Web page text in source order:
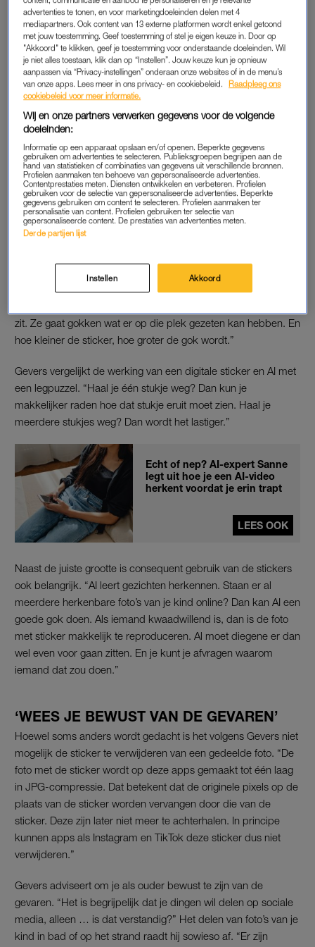
stickers geven ook een signaal af aan AI dat er een deel van
de foto ontbreekt. En AI wil niets liever dan de foto weer
‘invullen’.
De politie van Zuidoost-Fryslân deelde daarom de volgende
waarschuwing: ‘AI kijkt fundamenteel anders dan mensen.
Waar wij geruststelling voelen omdat iets is afgedekt,
een algoritmevan patronen, verhoudingen en ontbrekende
aangevuld.’ (De volledige post vind je onderaan dit artikel.)
AFMETING STICKER VAN BELANG
Gebruik je een sticker uit veiligheid- en privacyoverwegingen?
Dan is het volgens Theo Gevers belangrijk om de juiste grootte
stickers te bereiken, is het belangrijk een volledig dekkende
emoji te gebruiken. Kies je een kleine sticker waarbij het hoofd
zit. Ze gaat gokken wat er op die plek gezeten kan hebben. En
hoe kleiner de sticker, hoe groter de gok wordt.”
Gevers vergelijkt de werking van een digitale sticker en AI met
een legpuzzel. “Haal je één stukje weg? Dan kun je
makkelijker raden hoe dat stukje eruit moet zien. Haal je
meerdere stukjes weg? Dan wordt het lastiger.”
Echt of nep? AI-expert Sanne
legt uit hoe je een AI-video
herkent voordat je erin trapt
LEES OOK
Naast de juiste grootte is consequent gebruik van de stickers
ook belangrijk. “AI leert gezichten herkennen. Staan er al
meerdere herkenbare foto’s van je kind online? Dan kan AI een
goede gok doen. Als iemand kwaadwillend is, dan is de foto
met sticker makkelijk te reproduceren. Al moet diegene er dan
wel even voor gaan zitten. En je kunt je afvragen waarom
iemand dat zou doen.”
‘WEES JE BEWUST VAN DE GEVAREN’
Hoewel soms anders wordt gedacht is het volgens Gevers niet
mogelijk de sticker te verwijderen van een gedeelde foto. “De
foto met de sticker wordt op deze apps gemaakt tot één laag
in JPG-compressie. Dat betekent dat de originele pixels op de
plaats van de sticker worden vervangen door die van de
sticker. Deze zijn later niet meer te achterhalen. In principe
kunnen apps als Instagram en TikTok deze sticker dus niet
verwijderen.”
Gevers adviseert om je als ouder bewust te zijn van de
gevaren. “Het is begrijpelijk dat je dingen wil delen op sociale
media, alleen … is dat verstandig?” Het delen van foto’s van je
kind in bad of op het strand raadt hij sowieso af. “Er zijn
advertenties te tonen, en voor marketingdoeleinden delen met 4
mediapartners. Ook content van 13 externe platformen wordt enkel getoond
met jouw toestemming. Geef toestemming of stel je eigen keuze in. Door op
"Akkoord" te klikken, geef je toestemming voor onderstaande doeleinden. Wil
je niet alles toestaan, klik dan op “Instellen”. Jouw keuze kun je opnieuw
aanpassen via “Privacy-instellingen” onderaan onze websites of in de menu’s
van onze apps. Lees meer in ons privacy- en cookiebeleid.
Raadpleeg ons
cookiebeleid voor meer informatie.
Wij en onze partners verwerken gegevens voor de volgende
doeleinden:
Informatie op een apparaat opslaan en/of openen. Beperkte gegevens
gebruiken om advertenties te selecteren. Publieksgroepen begrijpen aan de
hand van statistieken of combinaties van gegevens uit verschillende bronnen.
Profielen aanmaken ten behoeve van gepersonaliseerde advertenties.
Contentprestaties meten. Diensten ontwikkelen en verbeteren. Profielen
gebruiken voor de selectie van gepersonaliseerde advertenties. Beperkte
gegevens gebruiken om content te selecteren. Profielen aanmaken ter
personalisatie van content. Profielen gebruiken ter selectie van
gepersonaliseerde content. De prestaties van advertenties meten.
Derde partijen lijst
Instellen Akkoord